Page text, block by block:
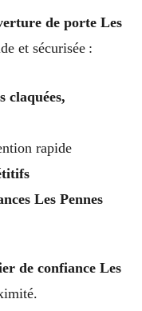
de porte Les
et sécurisée :
claquées,
rapide
Les Pennes
de confiance Les